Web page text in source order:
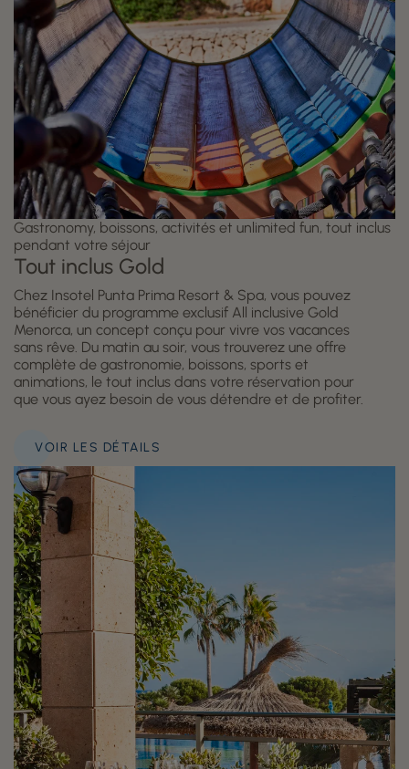
Gastronomy, boissons, activités et unlimited fun, tout inclus
pendant votre séjour
Tout inclus Gold
Chez Insotel Punta Prima Resort & Spa, vous pouvez
bénéficier du programme exclusif All inclusive Gold
Menorca, un concept conçu pour vivre vos vacances
sans rêve. Du matin au soir, vous trouverez une offre
complète de gastronomie, boissons, sports et
animations, le tout inclus dans votre réservation pour
que vous ayez besoin de vous détendre et de profiter.
VOIR LES DÉTAILS